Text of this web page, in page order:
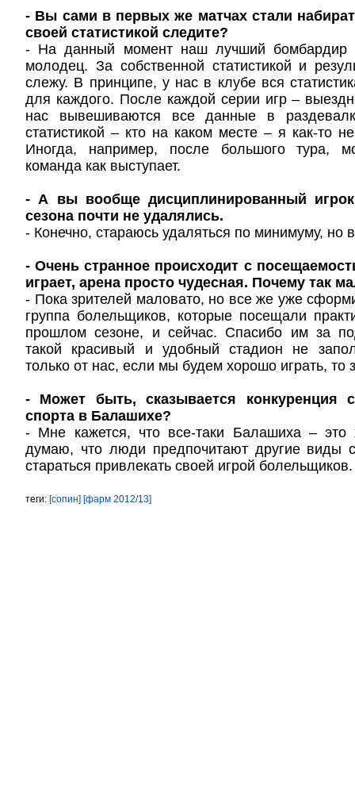
- Вы сами в первых же матчах стали
своей статистикой следите?
- На данный момент наш лучший
молодец. За собственной статистикой и
слежу. В принципе, у нас в клубе вся
для каждого. После каждой серии игр –
нас вывешиваются все данные в
статистикой – кто на каком месте – я как-то
Иногда, например, после большого тура,
команда как выступает.
- А вы вообще дисциплинированный
сезона почти не удалялись.
- Конечно, стараюсь удаляться по минимуму, но
- Очень странное происходит с
играет, арена просто чудесная. Почему так
- Пока зрителей маловато, но все же уже
группа болельщиков, которые посещали
прошлом сезоне, и сейчас. Спасибо им за
такой красивый и удобный стадион не
только от нас, если мы будем хорошо играть, то
- Может быть, сказывается конкуренция
спорта в Балашихе?
- Мне кажется, что все-таки Балашиха – это
думаю, что люди предпочитают другие виды
стараться привлекать своей игрой болельщиков.
теги: [сопин] [фарм 2012/13]